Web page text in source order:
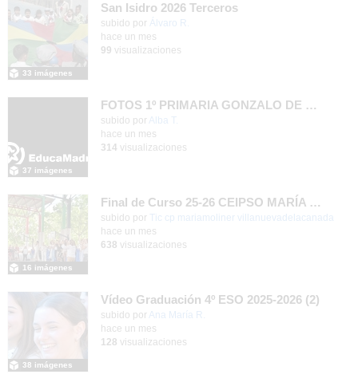
San Isidro 2026 Terceros
Contenido educativo.
subido por Álvaro R.
33 imágenes
hace un mes
99 visualizaciones
FOTOS 1º PRIMARIA GONZALO DE BERCEO
subido por Alba T.
37 imágenes
hace un mes
314 visualizaciones
Final de Curso 25-26 CEIPSO MARÍA MOLINER
subido por Tic cp mariamoliner villanuevadelacanada
16 imágenes
hace un mes
638 visualizaciones
Vídeo Graduación 4º ESO 2025-2026 (2)
subido por Ana María R.
38 imágenes
hace un mes
128 visualizaciones